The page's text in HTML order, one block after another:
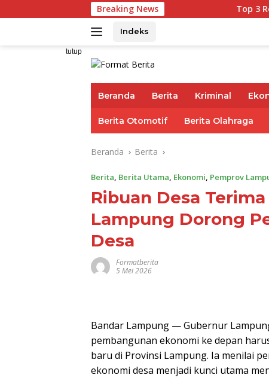
ke
Breaking News Top 3 Reksadana
Indeks
tutup
Beranda Berita Kriminal
Berita Otomotif Berita Olahraga
Beranda Berita
Berita, Berita Utama, Ekonomi, Pemprov
Ribuan Desa
Lampung Dorong
Desa
Formatberita
5 Mei 2026
Bandar Lampung — Gubernur
pembangunan ekonomi ke depan
baru di Provinsi Lampung. Ia menilai
ekonomi desa menjadi kunci utama